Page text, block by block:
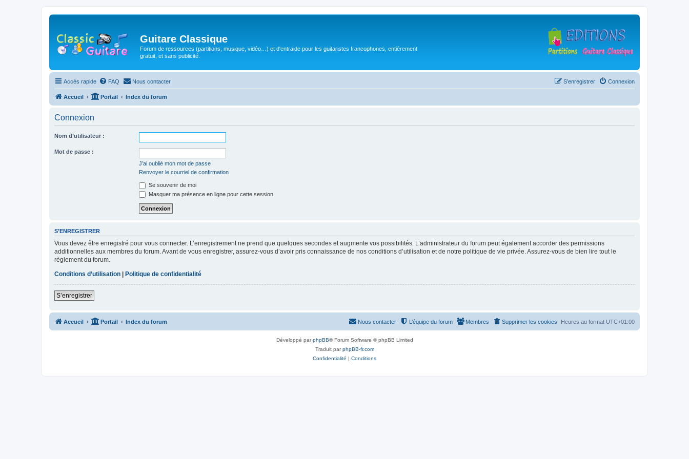
Guitare Classique
Forum de ressources (partitions, musique, vidéo…) et d'entraide pour les guitaristes francophones, entièrement
gratuit, et sans publicité.
Accès rapide FAQ Nous contacter Connexion
S’enregistrer
Accueil Portail Index du forum
Connexion
Nom d’utilisateur :
Mot de passe :
J’ai oublié mon mot de passe
Renvoyer le courriel de confirmation
Se souvenir de moi
Masquer ma présence en ligne pour cette session
S’ENREGISTRER
Vous devez être enregistré pour vous connecter. L’enregistrement ne prend que quelques secondes et augmente vos possibilités. L’administrateur du forum peut également accorder des permissions
additionnelles aux membres du forum. Avant de vous enregistrer, assurez-vous d’avoir pris connaissance de nos conditions d’utilisation et de notre politique de vie privée. Assurez-vous de bien lire tout le
règlement du forum.
Conditions d’utilisation | Politique de confidentialité
S’enregistrer
Accueil Portail Index du forum Heures au format UTC+01:00
Supprimer les cookies
Membres
L’équipe du forum
Nous contacter
Développé parphpBB® Forum Software © phpBB Limited
Traduit parphpBB-fr.com
Confidentialité | Conditions